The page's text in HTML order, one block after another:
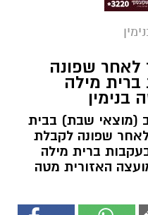
נפטר לאחר שפונה
מילה
בנימין
הערב (מוצאי שבת) בבית
שפונה לקבלת
ברית מילה
האזורית מטה